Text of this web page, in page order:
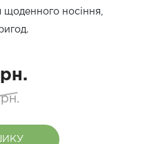
носіння,